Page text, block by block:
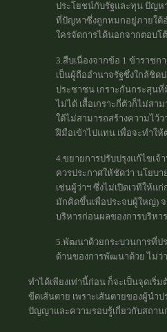
ประโยชน์กับรัฐและทุน ปัญห
ที่ปัญหาซึ่งถูกหมกอยู่ภายใต้
ใครจัดการได้นอกจากตอบโ
3.สืบเนื่องจากข้อ 1 ข้าราช
เป็นผู้ถืออำนาจรัฐซึ่งใกล้ชิด
ประชาชน เกราะกันกระสุน
ไม่ได้ เสื้อเกราะกี่ตัวก็ไม่สา
ใต้ไม่สามารถสร้างความไว้
ฝีมือเข้าไปแทน เพื่อจะทำใ
4.ขยายการปรับปรุงแก้ไขเ
ควรประกาศให้ชัดว่า นโยบ
เช่นผู้ว่าฯ ซึ่งไม่เปิดเวทีให้
มักคิดขึ้นเพื่อประจบผู้ใหญ่) จ
บริหารก่อนผลของการบริหาร
5.พัฒนาด้วยกระบวนการที่ป
ด้านของการพัฒนาด้วย ไม่ว่
ทำได้เพียงเท่านี้ก่อน ก็จะเป็นจุดเริ่
ขีดเส้นตาย เพราะเส้นตายของผู้นำ
ปัญญาและความรอบรู้เกี่ยวกับสถา